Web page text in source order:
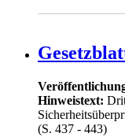
Hinweistext:
(S. 437 - 443)